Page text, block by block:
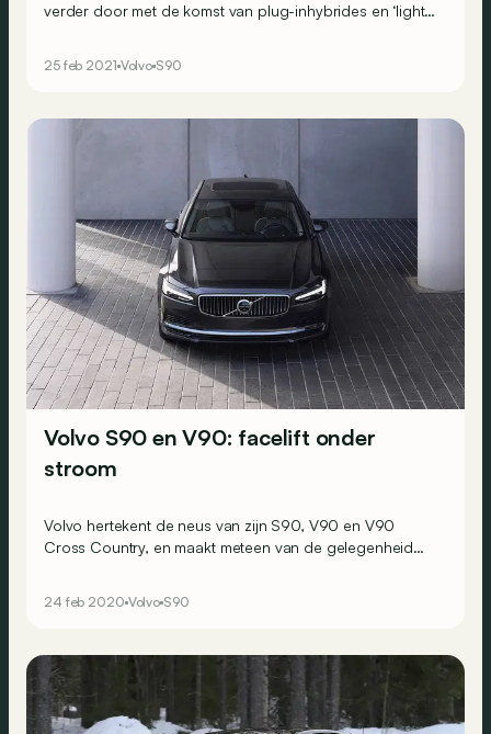
verder door met de komst van plug-inhybrides en ‘light’
tegenwoordig het toegangskaartje van het gamma.
25 feb 2021 Volvo S90
Volvo S90 en V90: facelift onder
stroom
Volvo hertekent de neus van zijn S90, V90 en V90
Cross Country, en maakt meteen van de gelegenheid
24 feb 2020 Volvo S90